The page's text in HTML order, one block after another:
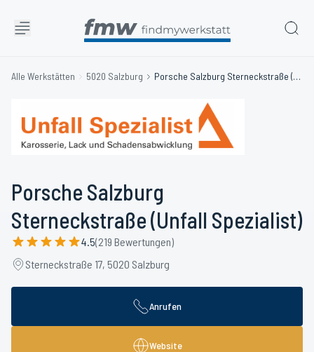
Alle Werkstätten 5020 Salzburg Porsche Salzburg Sterneckstraße (Unfall Spezialist)
Porsche Salzburg
Sterneckstraße (Unfall Spezialist)
4.5(219 Bewertungen)
Sterneckstraße 17, 5020 Salzburg
Anrufen
Website